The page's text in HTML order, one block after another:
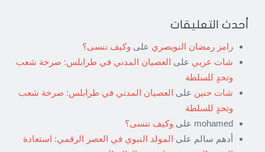
أحدث التعليقات
رامز رمضان النويصري على وكيف ننسى؟
شات عربي على العصيان المدني في طرابلس: صرخة شعب
وتحدٍ للسلطة
شات حنين على العصيان المدني في طرابلس: صرخة شعب
وتحدٍ للسلطة
mohamed على وكيف ننسى؟
أدهم سالم على المولد النبوي في العصر الرقمي: استعادة